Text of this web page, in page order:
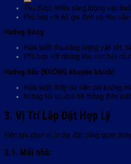
Thu được nhiều năng lượng vào
Phù hợp với hộ gia đình có nhu
Hướng Đông:
Hiệu suất thu năng lượng vẫn tốt,
Phù hợp với những khu vực hay có
Hướng Bắc (KHÔNG khuyến khích):
Hiệu suất thấp do tấm pin không
Không tối ưu cho hệ thống điện
3. Vị Trí Lắp Đặt Hợp Lý
Việc lựa chọn vị trí lắp đặt cũng quan
3.1. Mái nhà: